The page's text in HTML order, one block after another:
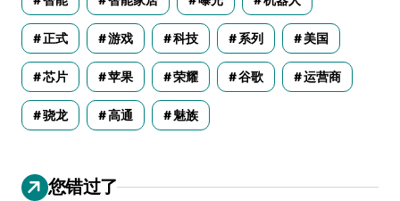
正式 游戏 科技 系列 美国
芯片 苹果 荣耀 谷歌 运营商
骁龙 高通 魅族
您错过了